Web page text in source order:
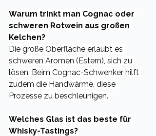
Warum trinkt man Cognac oder
schweren Rotwein aus großen
Kelchen?
Die große Oberfläche erlaubt es
schweren Aromen (Estern), sich zu
lösen. Beim Cognac-Schwenker hilft
zudem die Handwärme, diese
Prozesse zu beschleunigen.
Welches Glas ist das beste für
Whisky-Tastings?